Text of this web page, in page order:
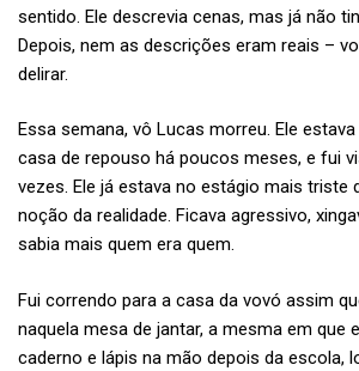
sentido. Ele descrevia cenas, mas já não
Depois, nem as descrições eram reais –
delirar.
Essa semana, vô Lucas morreu. Ele
casa de repouso há poucos meses, e fui
vezes. Ele já estava no estágio mais triste
noção da realidade. Ficava agressivo,
sabia mais quem era quem.
Fui correndo para a casa da vovó assim
naquela mesa de jantar, a mesma em que
caderno e lápis na mão depois da escola,